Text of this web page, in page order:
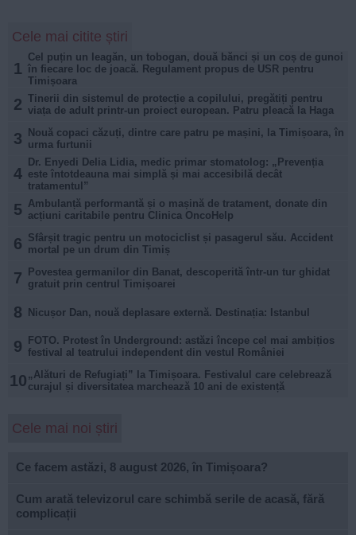
Cele mai citite știri
1
Cel puțin un leagăn, un tobogan, două bănci și un coș de gunoi
în fiecare loc de joacă. Regulament propus de USR pentru
Timișoara
2 Tinerii din sistemul de protecție a copilului, pregătiți pentru
viața de adult printr-un proiect european. Patru pleacă la Haga
3
Nouă copaci căzuți, dintre care patru pe mașini, la Timișoara, în
urma furtunii
4
Dr. Enyedi Delia Lidia, medic primar stomatolog: „Prevenția
este întotdeauna mai simplă și mai accesibilă decât
tratamentul”
5 Ambulanță performantă și o mașină de tratament, donate din
acțiuni caritabile pentru Clinica OncoHelp
6 Sfârșit tragic pentru un motociclist și pasagerul său. Accident
mortal pe un drum din Timiș
7
Povestea germanilor din Banat, descoperită într-un tur ghidat
gratuit prin centrul Timișoarei
8 Nicușor Dan, nouă deplasare externă. Destinația: Istanbul
9
FOTO. Protest în Underground: astăzi începe cel mai ambițios
festival al teatrului independent din vestul României
10 „Alături de Refugiați” la Timișoara. Festivalul care celebrează
curajul și diversitatea marchează 10 ani de existență
Cele mai noi știri
Ce facem astăzi, 8 august 2026, în Timișoara?
Cum arată televizorul care schimbă serile de acasă, fără
complicații